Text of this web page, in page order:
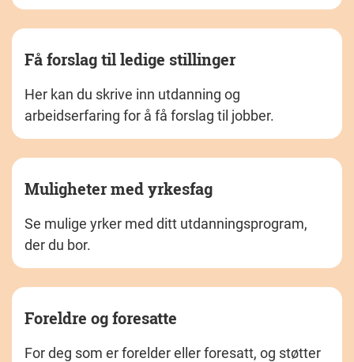
Få forslag til ledige stillinger
Her kan du skrive inn utdanning og
arbeidserfaring for å få forslag til jobber.
Muligheter med yrkesfag
Se mulige yrker med ditt utdanningsprogram,
der du bor.
Foreldre og foresatte
For deg som er forelder eller foresatt, og støtter